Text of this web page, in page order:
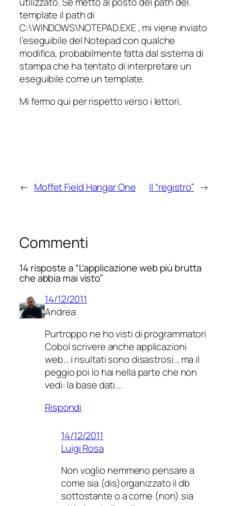
template il path di
C:\WINDOWS\NOTEPAD.EXE , mi viene inviato
l’eseguibile del Notepad con qualche
modifica, probabilmente fatta dal sistema di
stampa che ha tentato di interpretare un
eseguibile come un template.
Mi fermo qui per rispetto verso i lettori.
← Moffet Field Hangar One Il “registro” →
Commenti
14 risposte a “L’applicazione web più brutta
che abbia mai visto”
14/12/2011
Andrea
Purtroppo ne ho visti di programmatori
Cobol scrivere anche applicazioni
web… i risultati sono disastrosi… ma il
peggio poi lo hai nella parte che non
vedi: la base dati….
Rispondi
14/12/2011
Luigi Rosa
Non voglio nemmeno pensare a
come sia (dis)organizzato il db
sottostante o a come (non) sia